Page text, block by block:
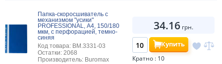
Папка-скоросшиватель с
механизмом "усики"
PROFESSIONAL, А4, 150/180
мкм, с перфорацией, темно-
синяя
Код товара: BM.3331-03
Остатки: 2068
Производитель: Buromax
34.16 грн.
Купить
Кратно : 10